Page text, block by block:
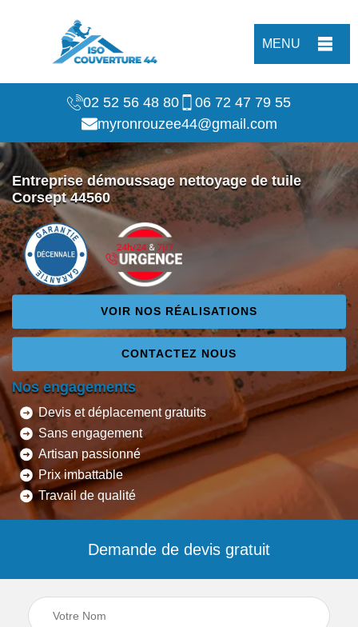
MENU
02 52 56 48 80
06 72 47 79 55
myronrouzee44@gmail.com
Entreprise démoussage nettoyage de tuile
Corsept 44560
VOIR NOS RÉALISATIONS
CONTACTEZ NOUS
Nos engagements
Devis et déplacement gratuits
Sans engagement
Artisan passionné
Prix imbattable
Travail de qualité
Demande de devis gratuit